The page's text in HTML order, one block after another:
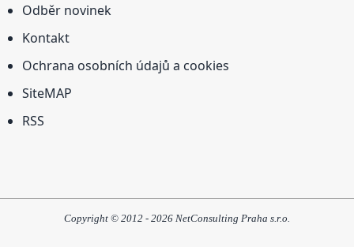
Odběr novinek
Kontakt
Ochrana osobních údajů a cookies
SiteMAP
RSS
Copyright © 2012 - 2026 NetConsulting Praha s.r.o.